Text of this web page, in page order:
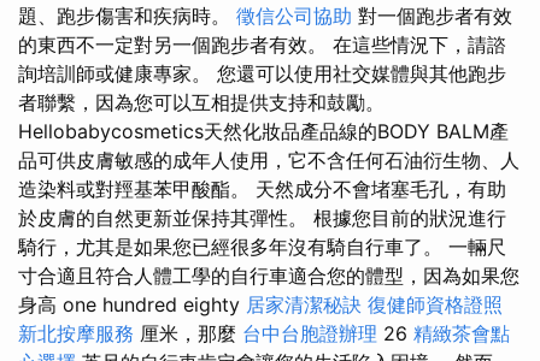
題、跑步傷害和疾病時。 徵信公司協助 對一個跑步者有效
的東西不一定對另一個跑步者有效。 在這些情況下，請諮
詢培訓師或健康專家。 您還可以使用社交媒體與其他跑步
者聯繫，因為您可以互相提供支持和鼓勵。
Hellobabycosmetics天然化妝品產品線的BODY BALM產
品可供皮膚敏感的成年人使用，它不含任何石油衍生物、人
造染料或對羥基苯甲酸酯。 天然成分不會堵塞毛孔，有助
於皮膚的自然更新並保持其彈性。 根據您目前的狀況進行
騎行，尤其是如果您已經很多年沒有騎自行車了。 一輛尺
寸合適且符合人體工學的自行車適合您的體型，因為如果您
身高 one hundred eighty 居家清潔秘訣 復健師資格證照
新北按摩服務 厘米，那麼 台中台胞證辦理 26 精緻茶會點